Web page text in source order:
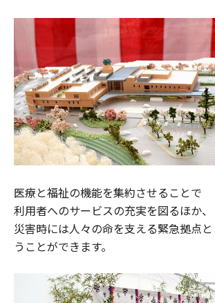
医療と福祉の機能を集約させることで
利用者へのサービスの充実を図るほか、
災害時には人々の命を支える緊急拠点
うことができます。